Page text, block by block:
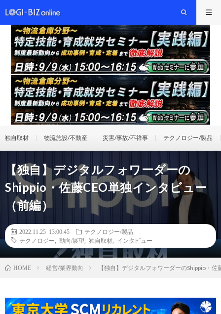
独自取材 物流施設/不動産 災害/事故/不祥事 テクノロジー/製品
【独自】デジタルフォワーダーの
Shippio・佐藤CEO単独インタビュー
（前編）
2022.11.25 13:00:45
テクノロジー/製品
テクノロジー
動向/展望 独自取材 インタビュー
HOME 経営/業界動向 【独自】デジタルフォワーダーのShippio・